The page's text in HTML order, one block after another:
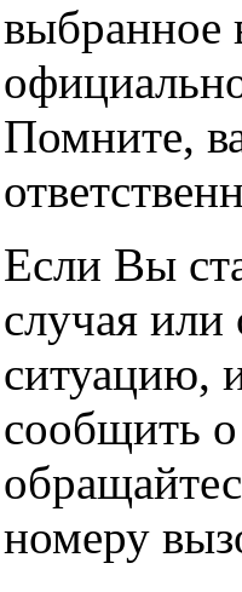
выбранное
Помните,
Если Вы
случая
ситуацию,
сообщить
номеру